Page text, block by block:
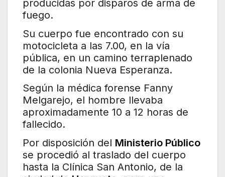
producidas por disparos de arma de
fuego.
Su cuerpo fue encontrado con su
motocicleta a las 7.00, en la vía
pública, en un camino terraplenado
de la colonia Nueva Esperanza.
Según la médica forense Fanny
Melgarejo, el hombre llevaba
aproximadamente 10 a 12 horas de
fallecido.
Por disposición del Ministerio Público
se procedió al traslado del cuerpo
hasta la Clínica San Antonio, de la